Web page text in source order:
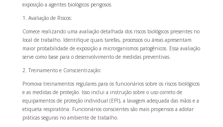
exposição a agentes biológicos perigosos.
1. Avaliação de Riscos:
Comece realizando uma avaliação detalhada dos riscos biológicos presentes no
local de trabalho. Identifique quais tarefas, processos ou áreas apresentam
maior probabilidade de exposição a microrganismos patogênicos. Essa avaliação
serve como base para o desenvolvimento de medidas preventivas.
2. Treinamento e Conscientização:
Promova treinamentos regulares para os funcionários sobre os riscos biológicos
e as medidas de proteção. Isso inclui a instrução sobre o uso correto de
equipamentos de proteção individual (EPI), a lavagem adequada das mãos e a
etiqueta respiratória. Funcionários conscientes são mais propensos a adotar
práticas seguras no ambiente de trabalho.